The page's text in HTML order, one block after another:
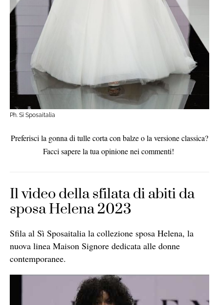
Ph. Sì Sposaitalia
Preferisci la gonna di tulle corta con balze o la versione classica?
Facci sapere la tua opinione nei commenti!
Il video della sfilata di abiti da
sposa Helena 2023
Sfila al Sì Sposaitalia la collezione sposa Helena, la
nuova linea Maison Signore dedicata alle donne
contemporanee.